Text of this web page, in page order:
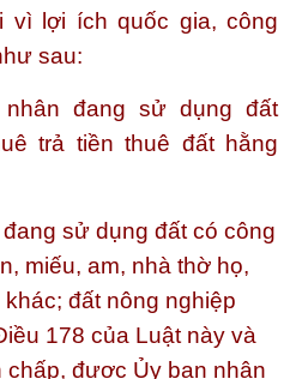
vì lợi ích quốc gia, công
sau:
đang sử dụng đất
trả tiền thuê đất hằng
sử dụng đất có công
miếu, am, nhà thờ họ,
đất nông nghiệp
178 của Luật này và
chấp, được Ủy ban nhân